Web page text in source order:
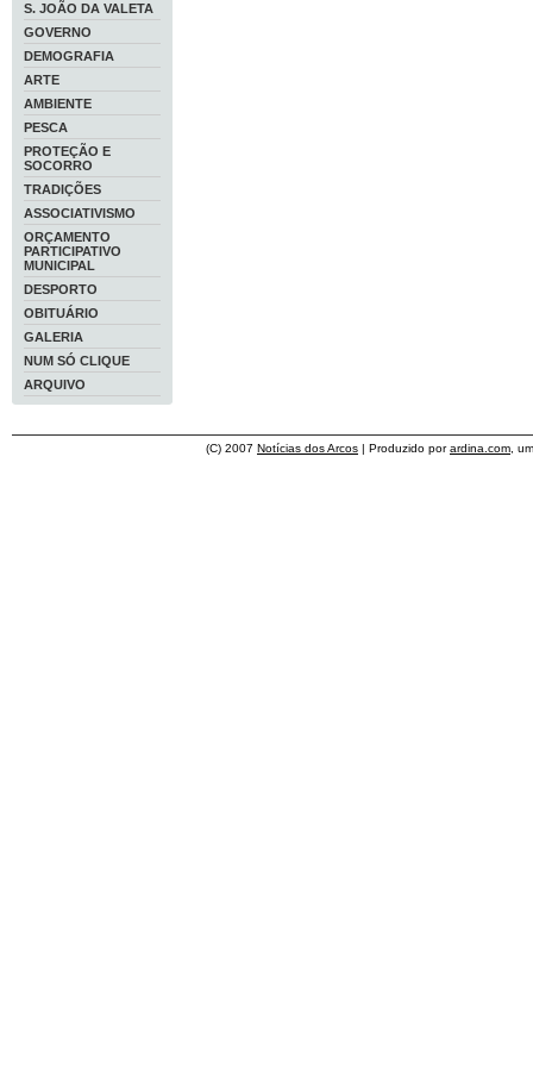
S. JOÃO DA VALETA
GOVERNO
DEMOGRAFIA
ARTE
AMBIENTE
PESCA
PROTEÇÃO E
SOCORRO
TRADIÇÕES
ASSOCIATIVISMO
ORÇAMENTO
PARTICIPATIVO
MUNICIPAL
DESPORTO
OBITUÁRIO
GALERIA
NUM SÓ CLIQUE
ARQUIVO
(C) 2007 Notícias dos Arcos | Produzido porardina.com ,